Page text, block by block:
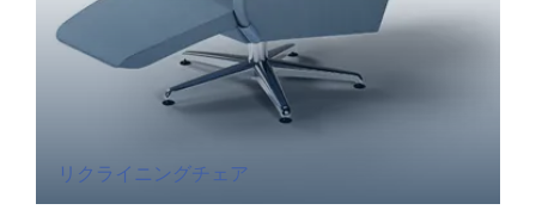
リクライニングチェア